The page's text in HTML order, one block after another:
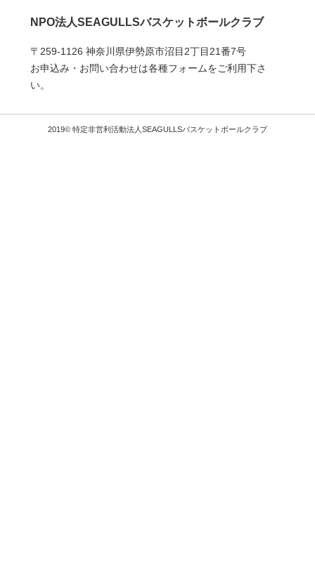
NPO法人SEAGULLSバスケットボールクラブ
〒259-1126 神奈川県伊勢原市沼目2丁目21番7号
お申込み・お問い合わせは各種フォームをご利用下さ
い。
2019© 特定非営利活動法人SEAGULLSバスケットボールクラブ